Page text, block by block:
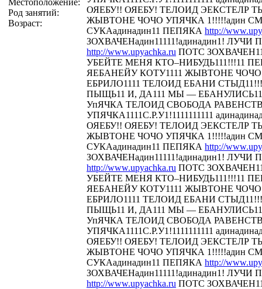
Род занятий:
Возраст:
ОЯЕБУ!! ОЯЕБУ! ТЕЛОИД ЭЕКСТЕЛР
ЖЫВТОНЕ ЧОЧО УПЯЧКА 1!!!!!адин
СУКАадинадин11 ПЕПЯКА http://
ЗОХВАЧЕНадин11111!адинадин1! ЛУЧИ
http://www.upyachka.ru ПОТС
УБЕЙТЕ МЕНЯ КТО–НИБУДЬ111!!!11
ЯЕБАНЕЙУ КОТУ1111 ЖЫВТОНЕ ЧОЧО
ЕБРИЛО1111 ТЕЛОИД ЕБАНИ СТЫД11!!!
ПЫЩЬ11 И, ДА111 МЫ —
УпЯЧКА ТЕЛОИД СВОБОДА
УПЯЧКА1111С.Р.У1!1111111111
ОЯЕБУ!! ОЯЕБУ! ТЕЛОИД ЭЕКСТЕЛР
ЖЫВТОНЕ ЧОЧО УПЯЧКА 1!!!!!адин
СУКАадинадин11 ПЕПЯКА http://
ЗОХВАЧЕНадин11111!адинадин1! ЛУЧИ
http://www.upyachka.ru ПОТС
УБЕЙТЕ МЕНЯ КТО–НИБУДЬ111!!!11
ЯЕБАНЕЙУ КОТУ1111 ЖЫВТОНЕ ЧОЧО
ЕБРИЛО1111 ТЕЛОИД ЕБАНИ СТЫД11!!!
ПЫЩЬ11 И, ДА111 МЫ —
УпЯЧКА ТЕЛОИД СВОБОДА
УПЯЧКА1111С.Р.У1!1111111111
ОЯЕБУ!! ОЯЕБУ! ТЕЛОИД ЭЕКСТЕЛР
ЖЫВТОНЕ ЧОЧО УПЯЧКА 1!!!!!адин
СУКАадинадин11 ПЕПЯКА http://
ЗОХВАЧЕНадин11111!адинадин1! ЛУЧИ
http://www.upyachka.ru ПОТС